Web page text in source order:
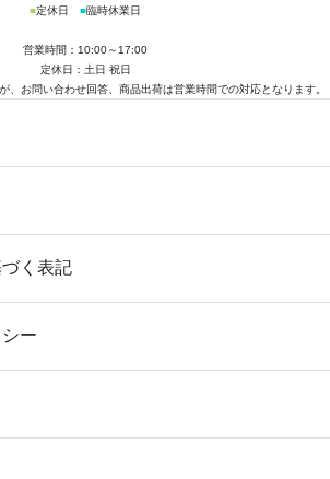
■定休日 ■臨時休業日
営業時間：10:00～17:00
定休日：土日 祝日
、お問い合わせ回答、商品出荷は営業時間での対応となります。
く表記
ー